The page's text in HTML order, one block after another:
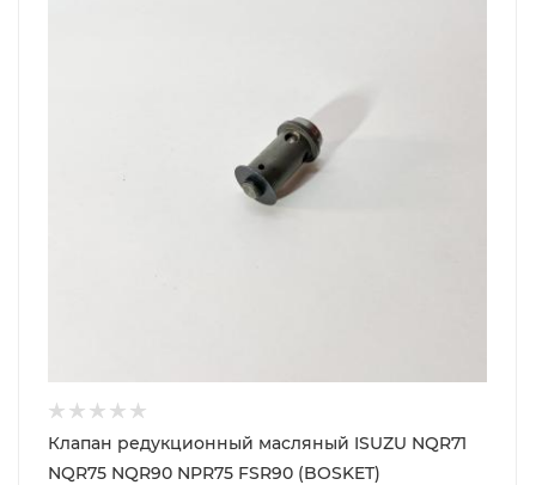
Клапан редукционный масляный ISUZU NQR71
NQR75 NQR90 NPR75 FSR90 (BOSKET)